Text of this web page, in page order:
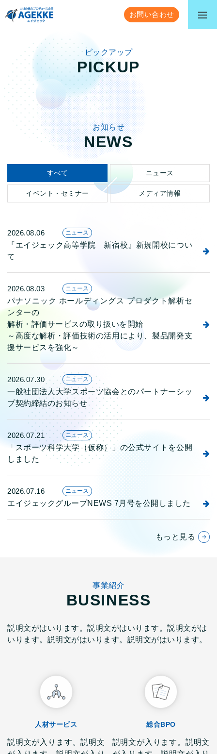
お問い合わせ
ピックアップ
PICKUP
お知らせ
NEWS
すべて ニュース
イベント・セミナー メディア情報
2026.08.06 ニュース
『エイジェック高等学院 新宿校』新規開校につい
て
2026.08.03 ニュース
パナソニック ホールディングス プロダクト解析セ
ンターの
解析・評価サービスの取り扱いを開始
～高度な解析・評価技術の活用により、製品開発支
援サービスを強化～
2026.07.30 ニュース
一般社団法人大学スポーツ協会とのパートナーシッ
プ契約締結のお知らせ
2026.07.21 ニュース
「スポーツ科学大学（仮称）」の公式サイトを公開
しました
2026.07.16 ニュース
エイジェックグループNEWS 7月号を公開しました
もっと見る
事業紹介
BUSINESS
説明文がはいります。説明文がはいります。説明文がは
いります。説明文がはいります。説明文がはいります。
人材サービス
説明文が入ります。説明文
総合BPO
説明文が入ります。説明文